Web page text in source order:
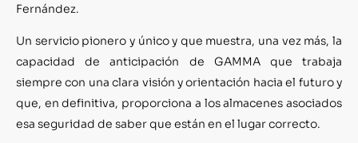
Fernández.
Un servicio pionero y único y que muestra, una vez más, la
capacidad de anticipación de GAMMA que trabaja
siempre con una clara visión y orientación hacia el futuro y
que, en definitiva, proporciona a los almacenes asociados
esa seguridad de saber que están en el lugar correcto.